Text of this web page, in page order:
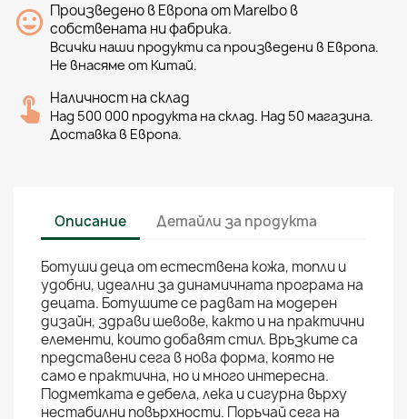
Произведено в Европа от Marelbo в
собствената ни фабрика.
Всички наши продукти са произведени в Европа.
Не внасяме от Китай.
Наличност на склад
Над 500 000 продукта на склад. Над 50 магазина.
Доставка в Европа.
Описание Детайли за продукта
Ботуши деца от естествена кожа, топли и
удобни, идеални за динамичната програма на
децата. Ботушите се радват на модерен
дизайн, здрави шевове, както и на практични
елементи, които добавят стил. Връзките са
представени сега в нова форма, която не
само е практична, но и много интересна.
Подметката е дебела, лека и сигурна върху
нестабилни повърхности. Поръчай сега на